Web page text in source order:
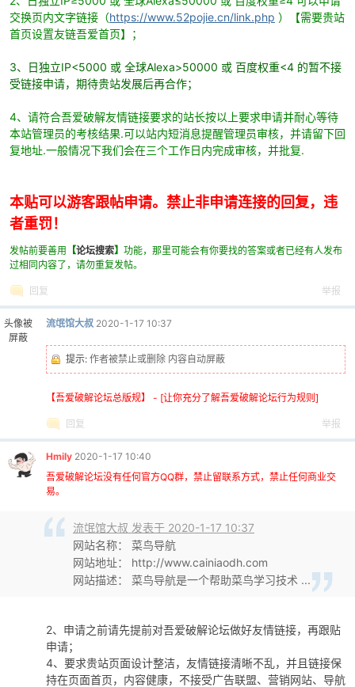
交换页内文字链接（https://www.52pojie.cn/link.php ）【需要贵站
首页设置友链吾爱首页】；
3、日独立IP<5000 或 全球Alexa>50000 或 百度权重<4 的暂不接
受链接申请，期待贵站发展后再合作；
4、请符合吾爱破解友情链接要求的站长按以上要求申请并耐心等待
本站管理员的考核结果.可以站内短消息提醒管理员审核，并请留下回
复地址.一般情况下我们会在三个工作日内完成审核，并批复.
本贴可以游客跟帖申请。禁止非申请连接的回复，违
者重罚！
发帖前要善用 【论坛搜索】 功能，那里可能会有你要找的答案或者已经有人发布
过相同内容了，请勿重复发帖。
回复 举报
头像被
屏蔽
流氓馆大叔 2020-1-17 10:37
提示: 作者被禁止或删除 内容自动屏蔽
【吾爱破解论坛总版规】 - [让你充分了解吾爱破解论坛行为规则]
回复 举报
Hmily 2020-1-17 10:40
吾爱破解论坛没有任何官方QQ群，禁止留联系方式，禁止任何商业交
易。
流氓馆大叔 发表于 2020-1-17 10:37
网站名称： 菜鸟导航
网站地址： http://www.cainiaodh.com
网站描述： 菜鸟导航是一个帮助菜鸟学习技术 ...
2、申请之前请先提前对吾爱破解论坛做好友情链接，再跟贴
申请；
4、要求贵站页面设计整洁，友情链接清晰不乱，并且链接保
持在页面首页，内容健康，不接受广告联盟、营销网站、导航